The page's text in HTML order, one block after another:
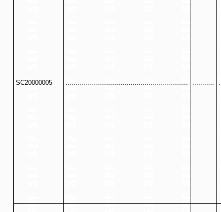
SC20000005 .............................................................. ...........